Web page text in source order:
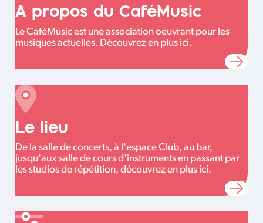
A propos du CaféMusic
Le CaféMusic est une association oeuvrant pour les
musiques actuelles. Découvrez en plus ici.
Le lieu
De la salle de concerts, à l'espace Club, au bar,
jusqu'aux salle de cours d'instruments en passant par
les studios de répétition, découvrez en plus ici.